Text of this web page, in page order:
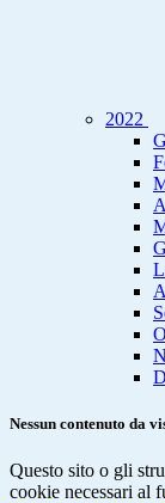
2022
Nessun contenuto da
Questo sito o gli
cookie necessari al